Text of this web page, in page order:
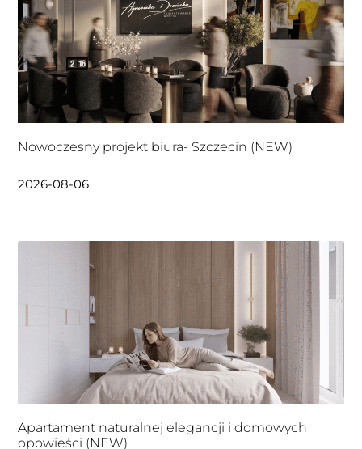
Nowoczesny projekt biura- Szczecin (NEW)
2026-08-06
Apartament naturalnej elegancji i domowych
opowieści (NEW)